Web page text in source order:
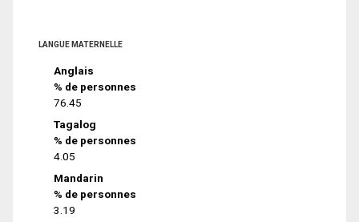
LANGUE MATERNELLE
Anglais
% de personnes
76.45
Tagalog
% de personnes
4.05
Mandarin
% de personnes
3.19